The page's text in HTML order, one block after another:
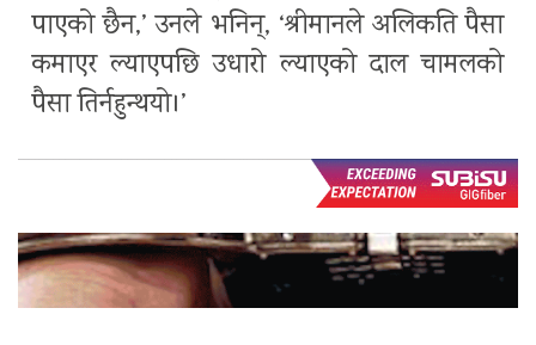
पाएको छैन,’ उनले भनिन्, ‘श्रीमानले अलिकति पैसा
कमाएर ल्याएपछि उधारो ल्याएको दाल चामलको
पैसा तिर्नहुन्थयो।’